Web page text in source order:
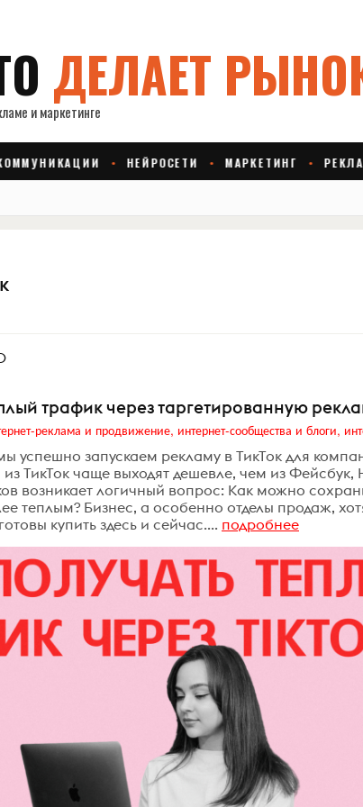
трафик через таргетированную
успешно запускаем рекламу в ТикТок для
ТикТок чаще выходят дешевле, чем из
возникает логичный вопрос: Как можно
теплым? Бизнес, а особенно отделы продаж,
купить здесь и сейчас.... подробнее